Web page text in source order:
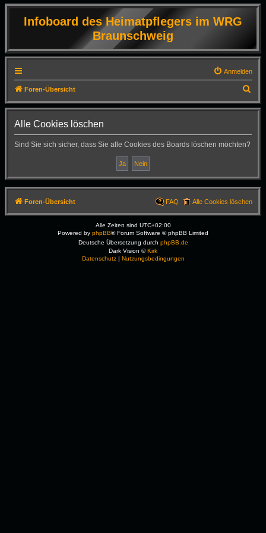
Infoboard des Heimatpflegers im WRG
Braunschweig
Anmelden
Foren-Übersicht
u
Alle Cookies löschen
Sind Sie sich sicher, dass Sie alle Cookies des Boards löschen möchten?
Foren-Übersicht Alle Cookies löschen
FAQ
Alle Zeiten sind UTC+02:00
Powered by phpBB® Forum Software © phpBB Limited
Deutsche Übersetzung durch phpBB.de
Dark Vision ©Kirk
Datenschutz| Nutzungsbedingungen